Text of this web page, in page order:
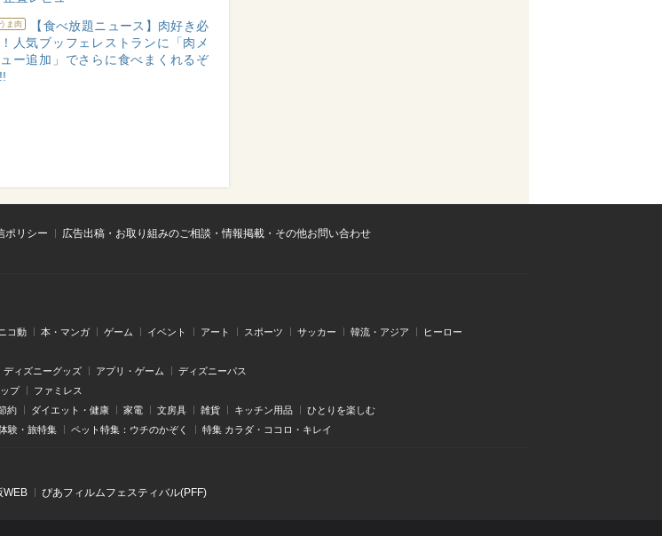
ま肉
【食べ放題ニュース】肉好き必
人気ブッフェレストランに「肉メ
ー追加」でさらに食べまくれるぞ
ポリシー
広告出稿・お取り組みのご相談・情報掲載・その他お問い合わせ
ニコ動 本・マンガ ゲーム イベント アート スポーツ サッカー 韓流・アジア ヒーロー
ディズニーグッズ アプリ・ゲーム ディズニーパス
プ ファミレス
約 ダイエット・健康 家電 文房具 雑貨 キッチン用品 ひとりを楽しむ
験・旅特集 ペット特集：ウチのかぞく 特集 カラダ・ココロ・キレイ
WEB ぴあフィルムフェスティバル(PFF)